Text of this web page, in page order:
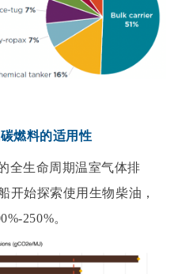
燃料的适用性
全生命周期温室气体排
开始探索使用生物柴油，
250%。